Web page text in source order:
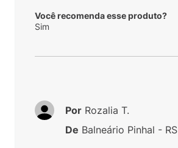
Você recomenda esse produto?
Sim
Por Rozalia T.
De Balneário Pinhal - RS